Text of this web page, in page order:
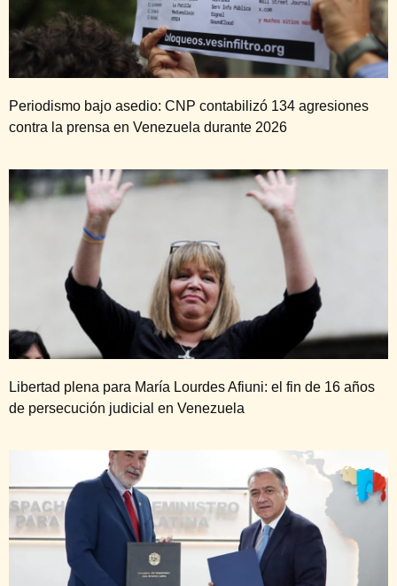
Periodismo bajo asedio: CNP contabilizó 134 agresiones
contra la prensa en Venezuela durante 2026
Libertad plena para María Lourdes Afiuni: el fin de 16 años
de persecución judicial en Venezuela